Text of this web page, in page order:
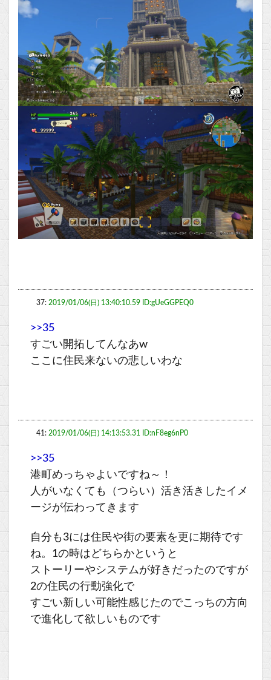
37: 2019/01/06(日) 13:40:10.59 ID:gUeGGPEQ0
>>35
すごい開拓してんなあw
ここに住民来ないの悲しいわな
41: 2019/01/06(日) 14:13:53.31 ID:nF8eg6nP0
>>35
港町めっちゃよいですね～！
人がいなくても（つらい）活き活きしたイメ
ージが伝わってきます
自分も3には住民や街の要素を更に期待です
ね。1の時はどちらかというと
ストーリーやシステムが好きだったのですが
2の住民の行動強化で
すごい新しい可能性感じたのでこっちの方向
で進化して欲しいものです